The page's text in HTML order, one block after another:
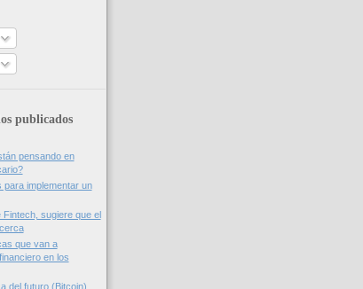
publicados
pensando en
implementar un
sugiere que el
que van a
en los
del futuro (Bitcoin)